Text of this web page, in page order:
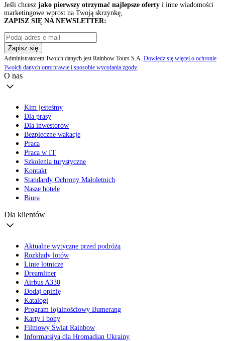
Jeśli chcesz jako pierwszy otrzymać najlepsze oferty i inne wiadomości
marketingowe wprost na Twoją skrzynkę,
ZAPISZ SIĘ NA NEWSLETTER:
Zapisz się
Administratorem Twoich danych jest Rainbow Tours S.A. Dowiedz się więcej o ochronie
Twoich danych oraz prawie i sposobie wycofania zgody.
O nas
Kim jesteśmy
Dla prasy
Dla inwestorów
Bezpieczne wakacje
Praca
Praca w IT
Szkolenia turystyczne
Kontakt
Standardy Ochrony Małoletnich
Nasze hotele
Biura
Dla klientów
Aktualne wytyczne przed podróżą
Rozkłady lotów
Linie lotnicze
Dreamliner
Airbus A330
Dodaj opinię
Katalogi
Program lojalnościowy Bumerang
Karty i bony
Filmowy Świat Rainbow
Informatsiya dla Hromadian Ukrainy